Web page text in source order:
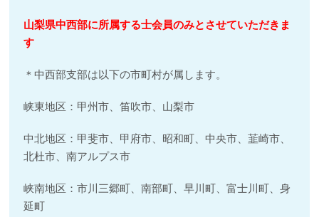
山梨県中西部に所属する士会員のみとさせていただきま
す
＊中西部支部は以下の市町村が属します。
峡東地区：甲州市、笛吹市、山梨市
中北地区：甲斐市、甲府市、昭和町、中央市、韮崎市、
北杜市、南アルプス市
峡南地区：市川三郷町、南部町、早川町、富士川町、身
延町